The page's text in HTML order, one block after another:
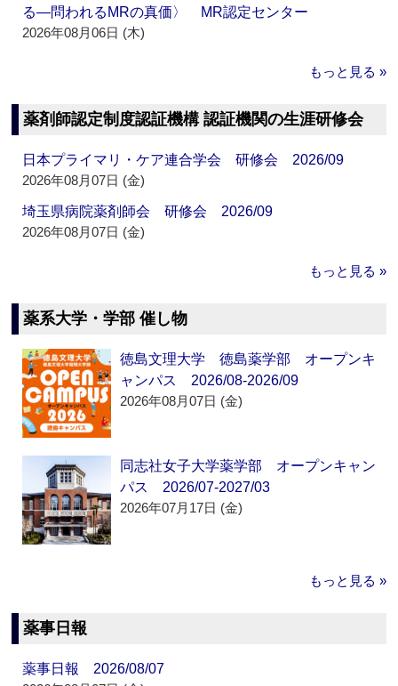
る―問われるMRの真価〉 MR認定センター
2026年08月06日 (木)
もっと見る »
薬剤師認定制度認証機構 認証機関の生涯研修会
日本プライマリ・ケア連合学会 研修会 2026/09
2026年08月07日 (金)
埼玉県病院薬剤師会 研修会 2026/09
2026年08月07日 (金)
もっと見る »
薬系大学・学部 催し物
徳島文理大学 徳島薬学部 オープンキ
ャンパス 2026/08-2026/09
2026年08月07日 (金)
同志社女子大学薬学部 オープンキャン
パス 2026/07-2027/03
2026年07月17日 (金)
もっと見る »
薬事日報
薬事日報 2026/08/07